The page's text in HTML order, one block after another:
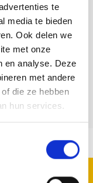
te
media te bieden
Ook delen we
met onze
en analyse. Deze
met andere
die ze hebben
hun services.